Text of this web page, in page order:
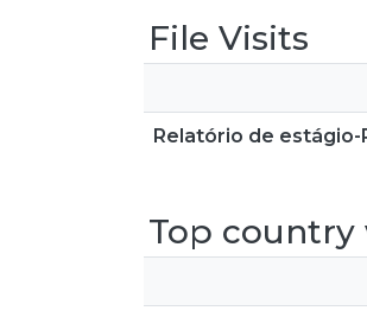
File Visits
Relatório de estágio-
Top country